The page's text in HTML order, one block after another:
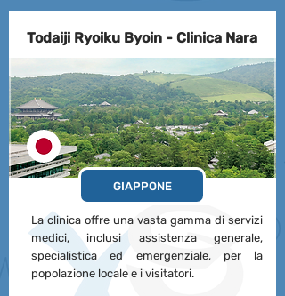
Todaiji Ryoiku Byoin - Clinica Nara
GIAPPONE
La clinica offre una vasta gamma di servizi
medici, inclusi assistenza generale,
specialistica ed emergenziale, per la
popolazione locale e i visitatori.